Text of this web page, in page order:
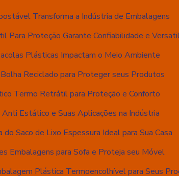
Transforma a Indústria de Embalagens
Para Proteção Garante Confiabilidade e
Plásticas Impactam o Meio Ambiente
Reciclado para Proteger seus Produtos
Termo Retrátil para Proteção e Conforto
Estático e Suas Aplicações na Indústria
do Saco de Lixo Espessura Ideal para Sua Casa
Embalagens para Sofa e Proteja seu Móvel
Plástica Termoencolhível para Seus